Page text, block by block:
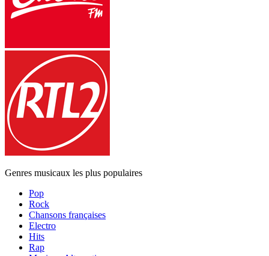
Genres musicaux les plus populaires
Pop
Rock
Chansons françaises
Electro
Hits
Rap